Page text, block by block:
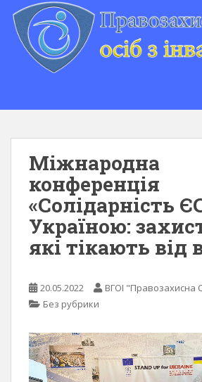
Міжнародна
конференція
«Солідарність
Україною:
які тікають від
20.05.2022
ВГОІ "Правозахисна
Без рубрики